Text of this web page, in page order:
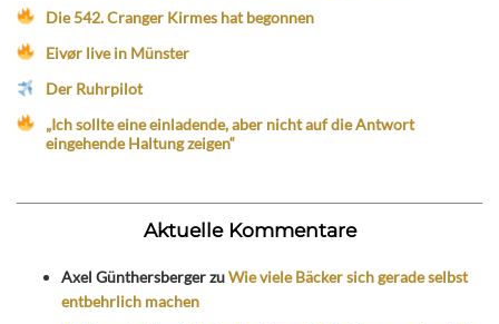
Die 542. Cranger Kirmes hat begonnen
Eivør live in Münster
Der Ruhrpilot
„Ich sollte eine einladende, aber nicht auf die Antwort
eingehende Haltung zeigen“
Aktuelle Kommentare
Axel GünthersbergerzuWie viele Bäcker sich gerade selbst
entbehrlich machen